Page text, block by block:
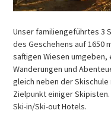
Unser familiengeführtes 3
des Geschehens auf 1650
saftigen Wiesen
Wanderungen und
gleich neben der Skischule
Zielpunkt einiger
Ski-in/Ski-out Hotels.